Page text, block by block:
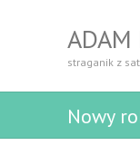
ADAM
straganik z
Nowy